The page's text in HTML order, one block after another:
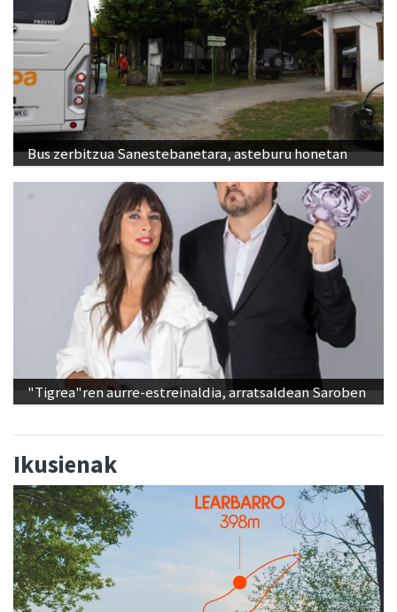
Bus zerbitzua Sanestebanetara, asteburu honetan
"Tigrea"ren aurre-estreinaldia, arratsaldean Saroben